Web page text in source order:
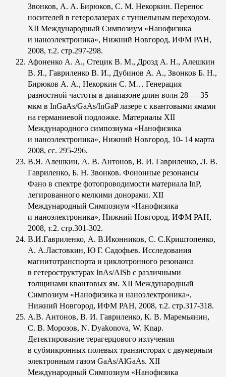
Звонков, А. А. Бирюков, С. М. Некоркин. Перенос
носителей в гетеролазерах с туннельным переходом.
XII Международный Симпозиум «Нанофизика
и наноэлектроника», Нижний Новгород, ИФМ РАН,
2008, т.2. стр.297-298.
Афоненко А. А., Стецик В. М., Дрозд А. Н., Алешкин
В. Я., Гавриленко В. И., Дубинов А. А., Звонков Б. Н.,
Бирюков А. А., Некоркин С. М… Генерация
разностной частоты в диапазоне длин волн 28 — 35
мкм в InGaAs/GaAs/InGaP лазере с квантовыми ямами
на германиевой подложке. Материалы XII
Международного симпозиума «Нанофизика
и наноэлектроника», Нижний Новгород, 10- 14 марта
2008, сс. 295-296.
В.Я. Алешкин, А. В. Антонов, В. И. Гавриленко, Л. В.
Гавриленко, Б. Н. Звонков. Фононные резонансы
Фано в спектре фотопроводимости материала InP,
легированного мелкими донорами. XII
Международный Симпозиум «Нанофизика
и наноэлектроника», Нижний Новгород, ИФМ РАН,
2008, т.2. стр.301-302.
В.И.Гавриленко, А. В.Иконников, С. С.Криштопенко,
А. А.Ластовкин, Ю Г. Садофьев. Исследования
магнитотранспорта и циклотронного резонанса
в гетероструктурах InAs/AlSb с различными
толщинами квантовых ям. XII Международный
Симпозиум «Нанофизика и наноэлектроника»,
Нижний Новгород, ИФМ РАН, 2008, т.2. стр.317-318.
А.В. Антонов, В. И. Гавриленко, К. В. Маремьянин,
С. В. Морозов, N. Dyakonova, W. Knap.
Детектирование терагерцового излучения
в субмикронных полевых транзисторах с двумерным
электронным газом GaAs/AlGaAs. XII
Международный Симпозиум «Нанофизика